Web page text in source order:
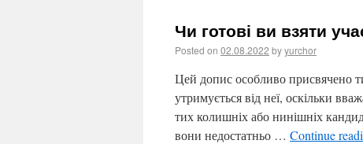
Чи готові ви взяти
Posted on 02.08.2022 byyurchor
Цей допис особливо присвячено
утримується від неї, оскільки
тих колишніх або нинішніх
вони недостатньо … Continue